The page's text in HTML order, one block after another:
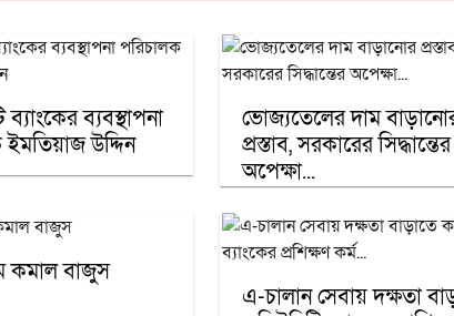
ব্যবস্থাপনা
উদ্দিন
ভোজ্যতেলের দাম
প্রস্তাব, সরকারের সিদ্ধান্তের
অপেক্ষা...
কমাল বাজুস
এ-চালান সেবায় দক্ষতা